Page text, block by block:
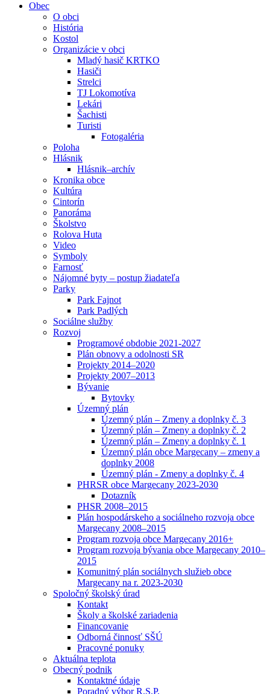
Obec
O obci
História
Kostol
Organizácie v obci
Mladý hasič KRTKO
Hasiči
Strelci
TJ Lokomotíva
Lekári
Šachisti
Turisti
Fotogaléria
Poloha
Hlásnik
Hlásnik–archív
Kronika obce
Kultúra
Cintorín
Panoráma
Školstvo
Rolova Huta
Video
Symboly
Farnosť
Nájomné byty – postup žiadateľa
Parky
Park Fajnot
Park Padlých
Sociálne služby
Rozvoj
Programové obdobie 2021-2027
Plán obnovy a odolnosti SR
Projekty 2014–2020
Projekty 2007–2013
Bývanie
Bytovky
Územný plán
Územný plán – Zmeny a doplnky č. 3
Územný plán – Zmeny a doplnky č. 2
Územný plán – Zmeny a doplnky č. 1
Územný plán obce Margecany – zmeny a
doplnky 2008
Územný plán - Zmeny a doplnky č. 4
PHRSR obce Margecany 2023-2030
Dotazník
PHSR 2008–2015
Plán hospodárskeho a sociálneho rozvoja obce
Margecany 2008–2015
Program rozvoja obce Margecany 2016+
Program rozvoja bývania obce Margecany 2010–
2015
Komunitný plán sociálnych služieb obce
Margecany na r. 2023-2030
Spoločný školský úrad
Kontakt
Školy a školské zariadenia
Financovanie
Odborná činnosť SŠÚ
Pracovné ponuky
Aktuálna teplota
Obecný podnik
Kontaktné údaje
Poradný výbor R.S.P.